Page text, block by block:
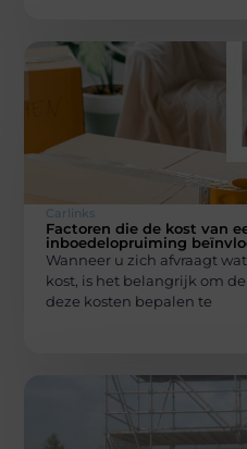
Carlinks
Factoren die de kost van
inboedelopruiming
Wanneer u zich afvraagt
kost, is het belangrijk om
deze kosten bepalen te